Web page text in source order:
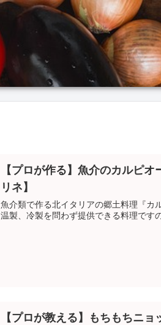
【プロが作る】魚介のカルピ
リネ】
魚介類で作る北イタリアの郷土料理『カ
温製、冷製を問わず提供できる料理です
【プロが教える】もちもちニ